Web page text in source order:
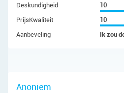
Deskundigheid
10
PrijsKwaliteit
10
Aanbeveling
Ik zou
Anoniem